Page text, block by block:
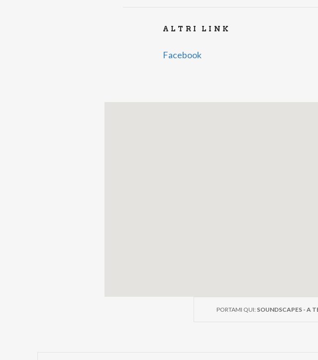
ALTRI LINK
Facebook
PORTAMI QUI: SOUNDSCAPES - A